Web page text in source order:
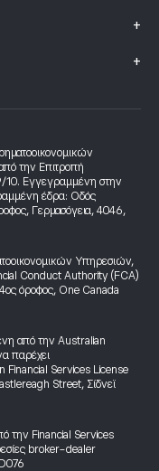
+
+
την Επιτροπή
10. Εγγεγραμμένη στην
έδρα: Οδός
Γερμασόγεια, 4046,
Υπηρεσιών,
Conduct Authority (FCA)
όροφος, One Canada
από την Australian
παρέχει
Financial Services License
Street, Σίδνεϊ
την Financial Services
broker-dealer